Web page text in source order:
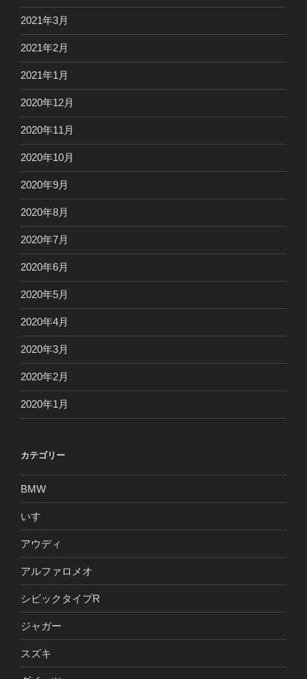
2021年3月
2021年2月
2021年1月
2020年12月
2020年11月
2020年10月
2020年9月
2020年8月
2020年7月
2020年6月
2020年5月
2020年4月
2020年3月
2020年2月
2020年1月
カテゴリー
BMW
いすゞ
アウディ
アルファロメオ
シビックタイプR
ジャガー
スズキ